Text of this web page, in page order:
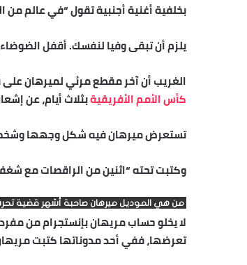
بخلفية أغنية أجنبية تقول “في عالم
يلزم أن تبقى وفيا لنفسك. أقفل
الغريب أن آخر مقطع مرئي لميرهان على قناتها
كأس الأمم الأفريقيةبثلاث أيام، عن
تستعرض ميرهان فيه شكل وجهها
وكتبت تحته “اثنين من الراقصات مع
من هي الموديل ميرهان صاحبة أشهر قضية
لا يخلو حساب مريهان بإنستجرام من
تعرضها، ففي أحد مدوناتها كتبت